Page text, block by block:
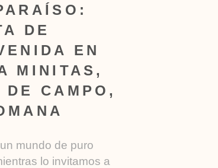
DE
EN
MINITAS,
DE CAMPO,
mundo de puro
lo invitamos a